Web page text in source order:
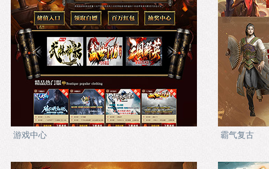
游戏中心 霸气复古